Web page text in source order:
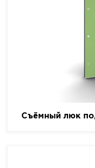
Съёмный люк